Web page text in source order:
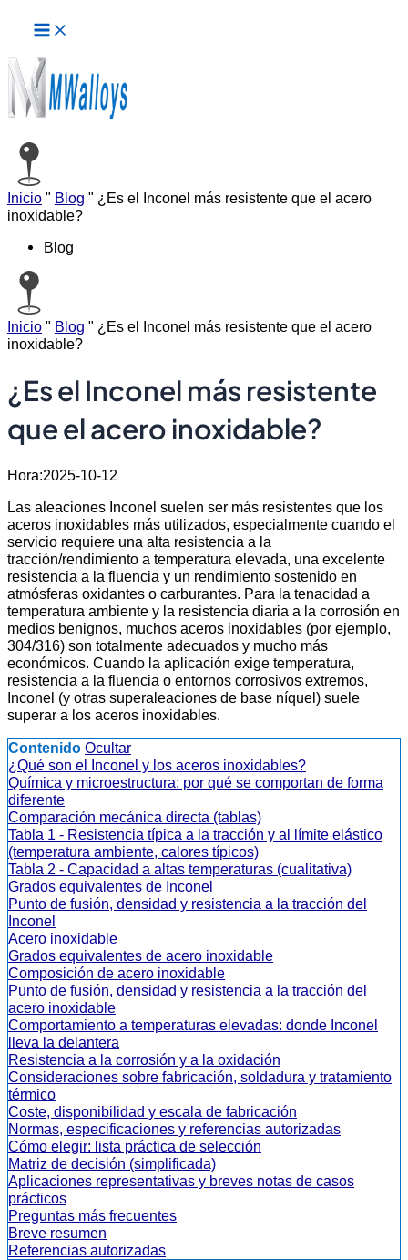
contenido
principal
Inicio " Blog " ¿Es el Inconel más resistente que el acero
inoxidable?
Blog
Inicio " Blog " ¿Es el Inconel más resistente que el acero
inoxidable?
¿Es el Inconel más resistente
que el acero inoxidable?
Hora:2025-10-12
Las aleaciones Inconel suelen ser más resistentes que los
aceros inoxidables más utilizados, especialmente cuando el
servicio requiere una alta resistencia a la
tracción/rendimiento a temperatura elevada, una excelente
resistencia a la fluencia y un rendimiento sostenido en
atmósferas oxidantes o carburantes. Para la tenacidad a
temperatura ambiente y la resistencia diaria a la corrosión en
medios benignos, muchos aceros inoxidables (por ejemplo,
304/316) son totalmente adecuados y mucho más
económicos. Cuando la aplicación exige temperatura,
resistencia a la fluencia o entornos corrosivos extremos,
Inconel (y otras superaleaciones de base níquel) suele
superar a los aceros inoxidables.
Contenido Ocultar
¿Qué son el Inconel y los aceros inoxidables?
Química y microestructura: por qué se comportan de forma
diferente
Comparación mecánica directa (tablas)
Tabla 1 - Resistencia típica a la tracción y al límite elástico
(temperatura ambiente, calores típicos)
Tabla 2 - Capacidad a altas temperaturas (cualitativa)
Grados equivalentes de Inconel
Punto de fusión, densidad y resistencia a la tracción del
Inconel
Acero inoxidable
Grados equivalentes de acero inoxidable
Composición de acero inoxidable
Punto de fusión, densidad y resistencia a la tracción del
acero inoxidable
Comportamiento a temperaturas elevadas: donde Inconel
lleva la delantera
Resistencia a la corrosión y a la oxidación
Consideraciones sobre fabricación, soldadura y tratamiento
térmico
Coste, disponibilidad y escala de fabricación
Normas, especificaciones y referencias autorizadas
Cómo elegir: lista práctica de selección
Matriz de decisión (simplificada)
Aplicaciones representativas y breves notas de casos
prácticos
Preguntas más frecuentes
Breve resumen
Referencias autorizadas